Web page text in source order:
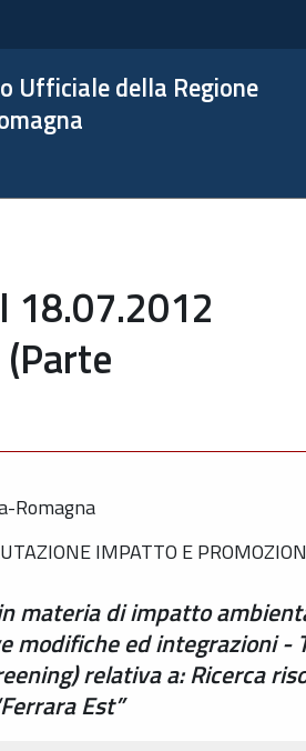
Ufficiale della Regione
18.07.2012
Romagna
IMPATTO E
materia di impatto
modifiche ed integrazioni -
relativa a: Ricerca
Est”